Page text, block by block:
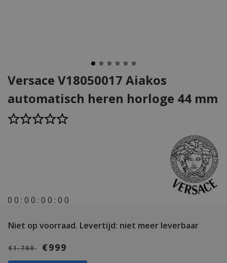
Versace V18050017 Aiakos
automatisch heren horloge 44 mm
0 0 : 0 0 : 0 0 : 0 0
Niet op voorraad. Levertijd: niet meer leverbaar
€1.760 €999